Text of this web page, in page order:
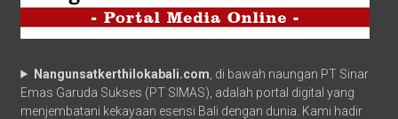
Nangunsatkerthilokabali.com , di bawah naungan PT Sinar
Emas Garuda Sukses (PT SIMAS), adalah portal digital yang
menjembatani kekayaan esensi Bali dengan dunia. Kami hadir